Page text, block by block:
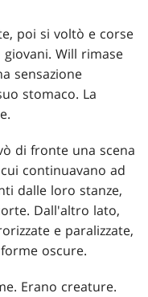
poi si voltò e corse
Will rimase
sensazione
stomaco. La
di fronte una scena
continuavano ad
dalle loro stanze,
Dall'altro lato,
e paralizzate,
oscure.
Erano creature.